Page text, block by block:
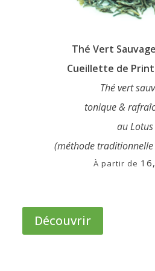
Thé Vert
Cueillette de
Thé vert
tonique &
au Lotus
(méthode
À partir de
Découvrir